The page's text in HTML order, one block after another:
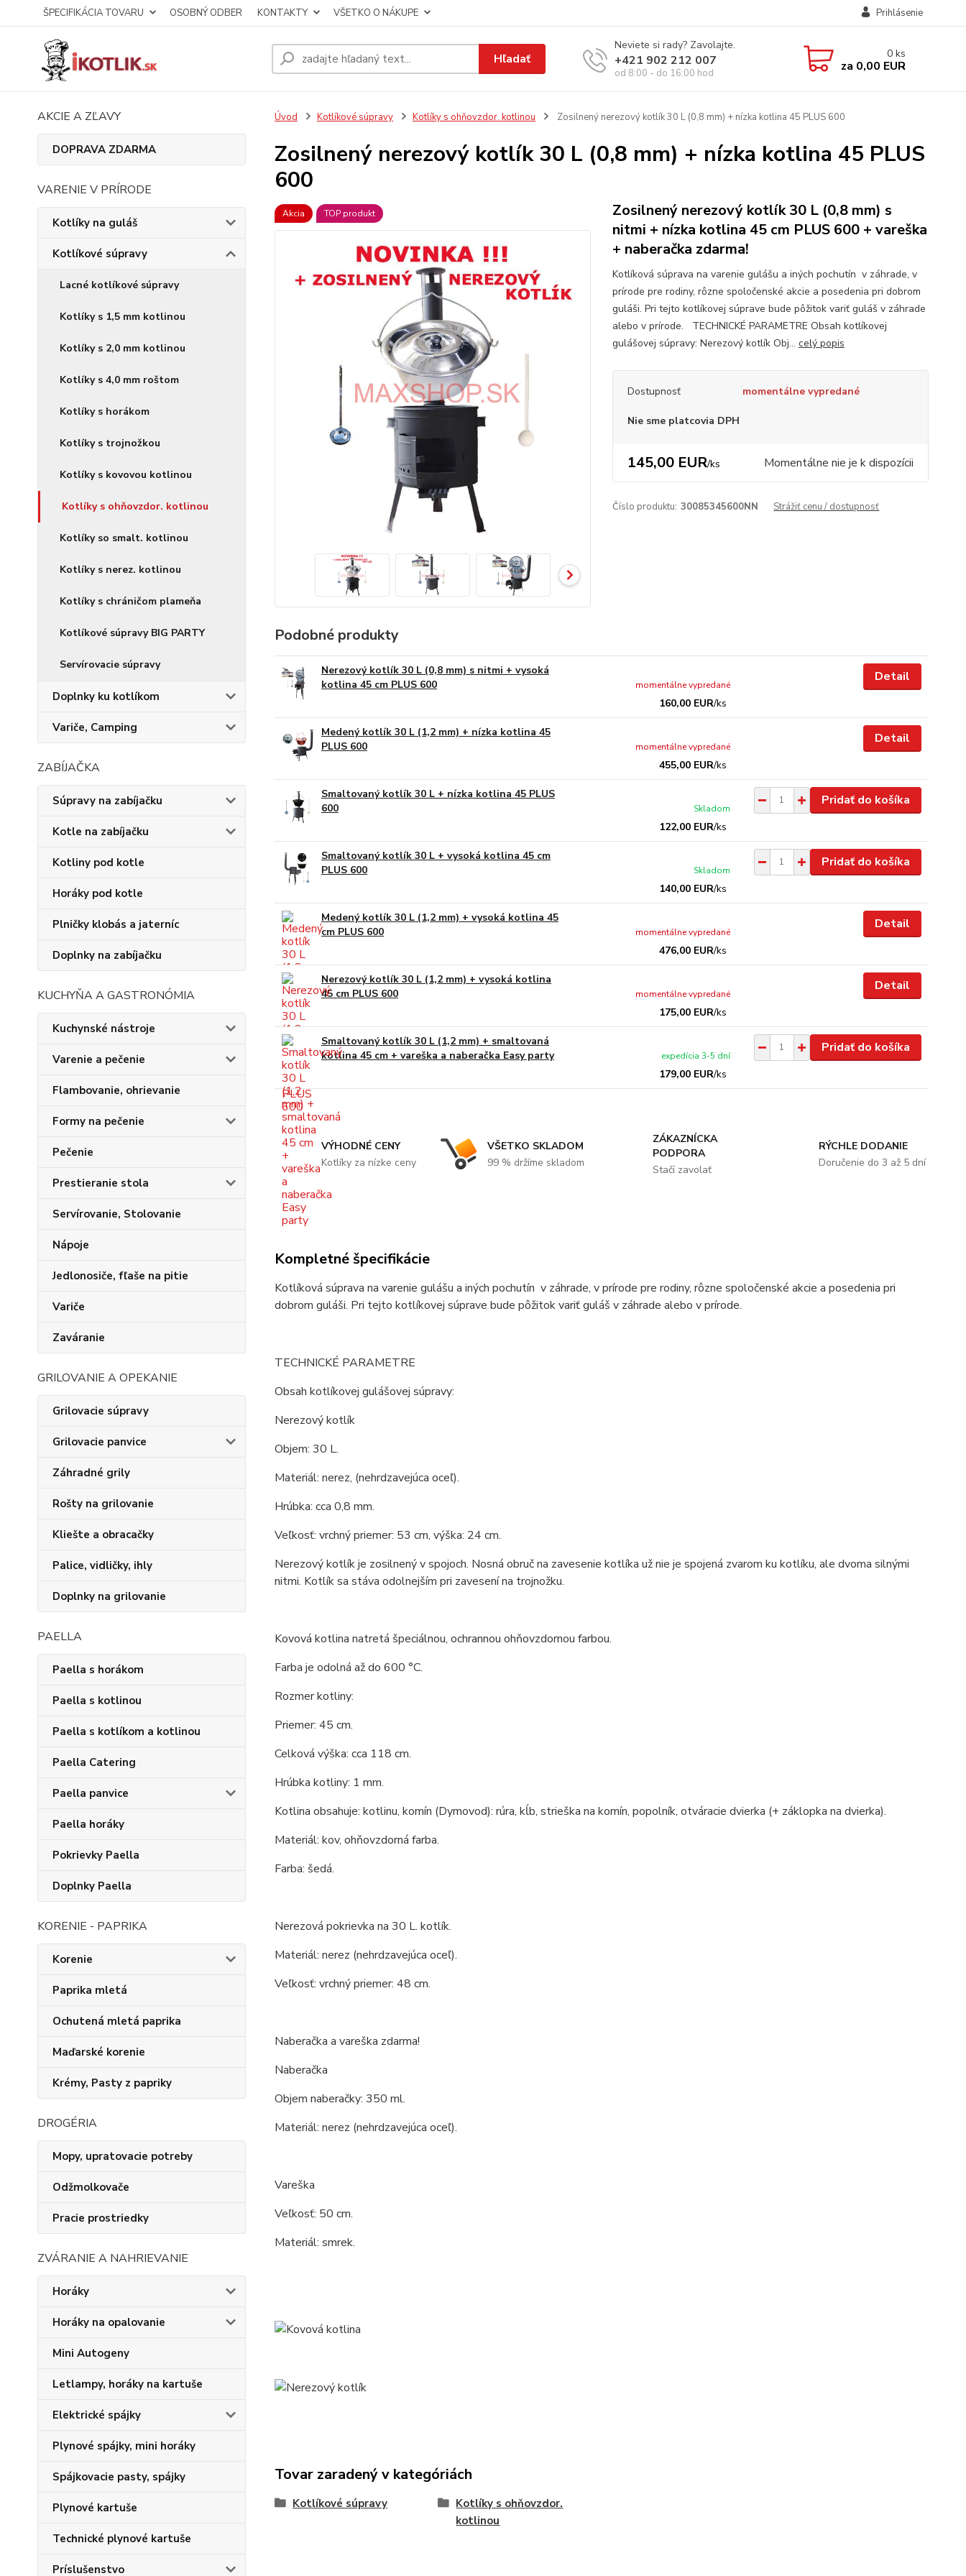
ŠPECIFIKÁCIA TOVARU OSOBNÝ ODBER KONTAKTY VŠETKO O NÁKUPE Prihlásenie
Hľadať
Neviete si rady? Zavolajte.
+421 902 212 007
od 8:00 - do 16:00 hod
0 ks
za 0,00 EUR
AKCIE A ZĽAVY
DOPRAVA ZDARMA
VARENIE V PRÍRODE
Kotlíky na guláš
Kotlíkové súpravy
Lacné kotlíkové súpravy
Kotlíky s 1,5 mm kotlinou
Kotlíky s 2,0 mm kotlinou
Kotlíky s 4,0 mm roštom
Kotlíky s horákom
Kotlíky s trojnožkou
Kotlíky s kovovou kotlinou
Kotlíky s ohňovzdor. kotlinou
Kotlíky so smalt. kotlinou
Kotlíky s nerez. kotlinou
Kotlíky s chráničom plameňa
Kotlíkové súpravy BIG PARTY
Servírovacie súpravy
Doplnky ku kotlíkom
Variče, Camping
ZABÍJAČKA
Súpravy na zabíjačku
Kotle na zabíjačku
Kotliny pod kotle
Horáky pod kotle
Plničky klobás a jaterníc
Doplnky na zabíjačku
KUCHYŇA A GASTRONÓMIA
Kuchynské nástroje
Varenie a pečenie
Flambovanie, ohrievanie
Formy na pečenie
Pečenie
Prestieranie stola
Servírovanie, Stolovanie
Nápoje
Jedlonosiče, fľaše na pitie
Variče
Zaváranie
GRILOVANIE A OPEKANIE
Grilovacie súpravy
Grilovacie panvice
Záhradné grily
Rošty na grilovanie
Kliešte a obracačky
Palice, vidličky, ihly
Doplnky na grilovanie
PAELLA
Paella s horákom
Paella s kotlinou
Paella s kotlíkom a kotlinou
Paella Catering
Paella panvice
Paella horáky
Pokrievky Paella
Doplnky Paella
KORENIE - PAPRIKA
Korenie
Paprika mletá
Ochutená mletá paprika
Maďarské korenie
Krémy, Pasty z papriky
DROGÉRIA
Mopy, upratovacie potreby
Odžmolkovače
Pracie prostriedky
ZVÁRANIE A NAHRIEVANIE
Horáky
Horáky na opalovanie
Mini Autogeny
Letlampy, horáky na kartuše
Elektrické spájky
Plynové spájky, mini horáky
Spájkovacie pasty, spájky
Plynové kartuše
Technické plynové kartuše
Príslušenstvo
Úvod Kotlíkové súpravy Kotlíky s ohňovzdor. kotlinou Zosilnený nerezový kotlík 30 L (0,8 mm) + nízka kotlina 45 PLUS 600
Zosilnený nerezový kotlík 30 L (0,8 mm) + nízka kotlina 45 PLUS
600
Akcia TOP produkt
Zosilnený nerezový kotlík 30 L (0,8 mm) s
nitmi + nízka kotlina 45 cm PLUS 600 + vareška
+ naberačka zdarma!
Kotlíková súprava na varenie gulášu a iných pochutín v záhrade, v
prírode pre rodiny, rôzne spoločenské akcie a posedenia pri dobrom
guláši. Pri tejto kotlíkovej súprave bude pôžitok variť guláš v záhrade
alebo v prírode. TECHNICKÉ PARAMETRE Obsah kotlíkovej
gulášovej súpravy: Nerezový kotlík Obj... celý popis
Dostupnosť momentálne vypredané
Nie sme platcovia DPH
145,00 EUR/ks Momentálne nie je k dispozícii
Číslo produktu: 30085345600NN Strážiť cenu / dostupnosť
Podobné produkty
Nerezový kotlík 30 L (0,8 mm) s nitmi + vysoká
kotlina 45 cm PLUS 600
160,00 EUR/ks
momentálne vypredané
Detail
Medený kotlík 30 L (1,2 mm) + nízka kotlina 45
PLUS 600
455,00 EUR/ks
momentálne vypredané
Detail
Smaltovaný kotlík 30 L + nízka kotlina 45 PLUS
600
122,00 EUR/ks
Skladom
Pridať do košíka
Smaltovaný kotlík 30 L + vysoká kotlina 45 cm
PLUS 600
140,00 EUR/ks
Skladom
Pridať do košíka
Medený kotlík 30 L (1,2 mm) + vysoká kotlina 45
cm PLUS 600
476,00 EUR/ks
momentálne vypredané
Detail
Nerezový kotlík 30 L (1,2 mm) + vysoká kotlina
45 cm PLUS 600
175,00 EUR/ks
momentálne vypredané
Detail
Smaltovaný kotlík 30 L (1,2 mm) + smaltovaná
kotlina 45 cm + vareška a naberačka Easy party
179,00 EUR/ks
expedícia 3-5 dní
Pridať do košíka
VÝHODNÉ CENY
Kotlíky za nízke ceny
VŠETKO SKLADOM
99 % držíme skladom
ZÁKAZNÍCKA
PODPORA
Stačí zavolať
RÝCHLE DODANIE
Doručenie do 3 až 5 dní
Kompletné špecifikácie
Kotlíková súprava na varenie gulášu a iných pochutín v záhrade, v prírode pre rodiny, rôzne spoločenské akcie a posedenia pri
dobrom guláši. Pri tejto kotlíkovej súprave bude pôžitok variť guláš v záhrade alebo v prírode.
TECHNICKÉ PARAMETRE
Obsah kotlíkovej gulášovej súpravy:
Nerezový kotlík
Objem: 30 L.
Materiál: nerez, (nehrdzavejúca oceľ).
Hrúbka: cca 0,8 mm.
Veľkosť: vrchný priemer: 53 cm, výška: 24 cm.
Nerezový kotlík je zosilnený v spojoch. Nosná obruč na zavesenie kotlíka už nie je spojená zvarom ku kotlíku, ale dvoma silnými
nitmi. Kotlík sa stáva odolnejším pri zavesení na trojnožku.
Kovová kotlina natretá špeciálnou, ochrannou ohňovzdornou farbou.
Farba je odolná až do 600 °C.
Rozmer kotliny:
Priemer: 45 cm.
Celková výška: cca 118 cm.
Hrúbka kotliny: 1 mm.
Kotlina obsahuje: kotlinu, komín (Dymovod): rúra, kĺb, strieška na komín, popolník, otváracie dvierka (+ záklopka na dvierka).
Materiál: kov, ohňovzdorná farba.
Farba: šedá.
Nerezová pokrievka na 30 L. kotlík.
Materiál: nerez (nehrdzavejúca oceľ).
Veľkosť: vrchný priemer: 48 cm.
Naberačka a vareška zdarma!
Naberačka
Objem naberačky: 350 ml.
Materiál: nerez (nehrdzavejúca oceľ).
Vareška
Veľkosť: 50 cm.
Materiál: smrek.
Tovar zaradený v kategóriách
Kotlíkové súpravy
Kotlíky s ohňovzdor.
kotlinou